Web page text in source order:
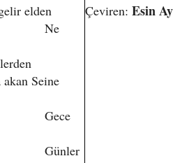
elden
Seine
Çeviren: Esin